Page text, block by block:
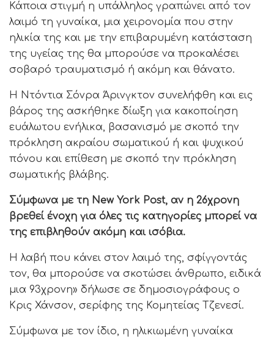
Κάποια στιγμή η υπάλληλος γραπώνει από τον
λαιμό τη γυναίκα, μια χειρονομία που στην
ηλικία της και με την επιβαρυμένη κατάσταση
της υγείας της θα μπορούσε να προκαλέσει
σοβαρό τραυματισμό ή ακόμη και θάνατο.
Η Ντόντια Σόνρα Άρινγκτον συνελήφθη και εις
βάρος της ασκήθηκε δίωξη για κακοποίηση
ευάλωτου ενήλικα, βασανισμό με σκοπό την
πρόκληση ακραίου σωματικού ή και ψυχικού
πόνου και επίθεση με σκοπό την πρόκληση
σωματικής βλάβης.
Σύμφωνα με τη New York Post, αν η 26χρονη
βρεθεί ένοχη για όλες τις κατηγορίες μπορεί να
της επιβληθούν ακόμη και ισόβια.
Η λαβή που κάνει στον λαιμό της, σφίγγοντάς
τον, θα μπορούσε να σκοτώσει άνθρωπο, ειδικά
μια 93χρονη» δήλωσε σε δημοσιογράφους ο
Κρις Χάνσον, σερίφης της Κομητείας Τζενεσί.
Σύμφωνα με τον ίδιο, η ηλικιωμένη γυναίκα